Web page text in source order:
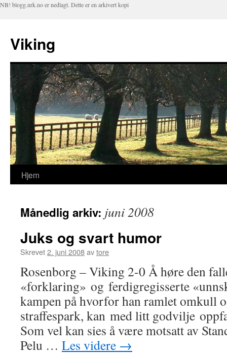
NB! blogg.nrk.no er nedlagt. Dette er en arkivert kopi
Viking
Hopp
innhold
Hjem
Månedlig arkiv: juni 2008
Juks og svart humor
Skrevet2. juni 2008avtore
Rosenborg – Viking 2-0 Å høre den
«forklaring» og ferdigregisserte
kampen på hvorfor han ramlet omkull
straffespark, kan med litt godvilje
Som vel kan sies å være motsatt av
Pelu … Les videre →